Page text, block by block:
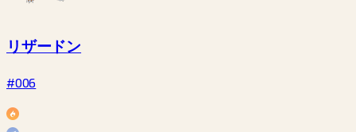
リザードン
#006